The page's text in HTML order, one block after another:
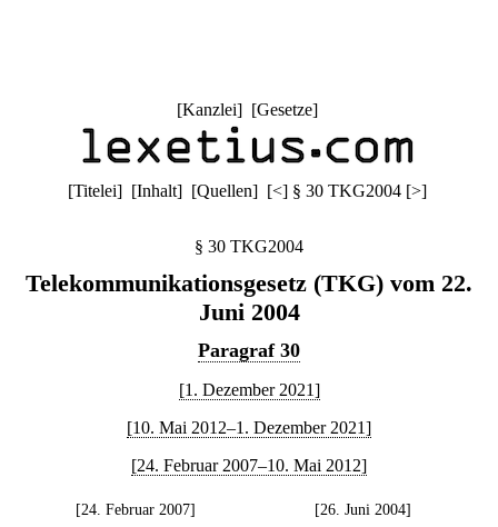
[Kanzlei] [Gesetze]
[Titelei] [Inhalt] [Quellen] [<] § 30 TKG2004 [>]
§ 30 TKG2004
Telekommunikationsgesetz (TKG) vom 22.
Juni 2004
Paragraf 30
[1. Dezember 2021]
[10. Mai 2012–1. Dezember 2021]
[24. Februar 2007–10. Mai 2012]
[24. Februar 2007]
[26. Juni 2004]